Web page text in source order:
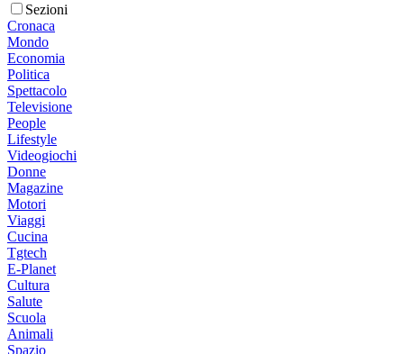
Sezioni
Cronaca
Mondo
Economia
Politica
Spettacolo
Televisione
People
Lifestyle
Videogiochi
Donne
Magazine
Motori
Viaggi
Cucina
Tgtech
E-Planet
Cultura
Salute
Scuola
Animali
Spazio